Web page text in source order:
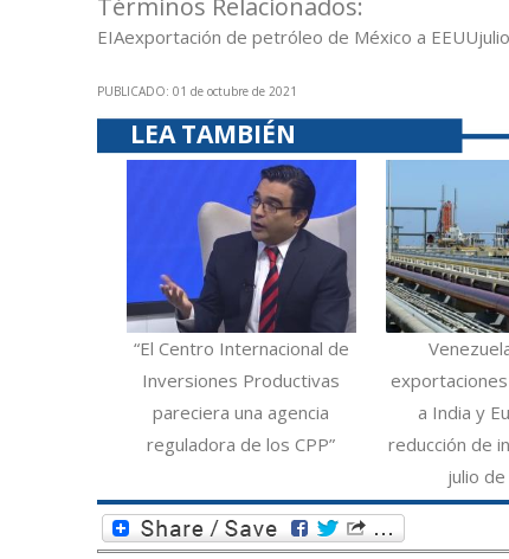
Términos Relacionados:
EIAexportación de petróleo de México a EEUU
PUBLICADO: 01 de octubre de 2021
LEA TAMBIÉN
“El Centro Internacional de
Inversiones Productivas
pareciera una agencia
reguladora de los CPP”
a India y
reducción de
julio